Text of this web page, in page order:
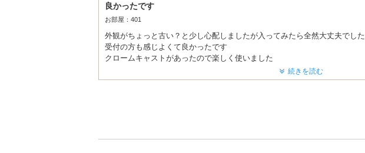
良かったです
お部屋：401
外観がちょっと古い？と少し心配しましたが入ってみたら全然大丈夫でした
受付の方も感じよくて良かったです
クロームキャストがあったので楽しく使いました
またららぽーとに行った時には使わせていただきたいと思います
続きを読む